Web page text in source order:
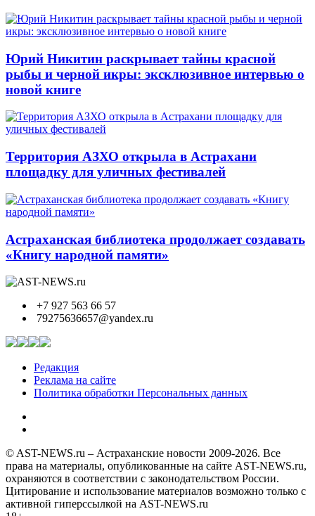
Юрий Никитин раскрывает тайны красной
рыбы и черной икры: эксклюзивное интервью о
новой книге
Территория АЗХО открыла в Астрахани
площадку для уличных фестивалей
Астраханская библиотека продолжает создавать
«Книгу народной памяти»
+7 927 563 66 57
79275636657@yandex.ru
Редакция
Реклама на сайте
Политика обработки Персональных данных
© AST-NEWS.ru – Астраханские новости 2009-2026. Все
права на материалы, опубликованные на сайте AST-NEWS.ru,
охраняются в соответствии с законодательством России.
Цитирование и использование материалов возможно только с
активной гиперссылкой на AST-NEWS.ru